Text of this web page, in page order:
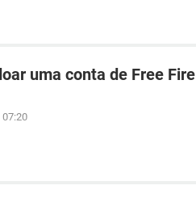
uma conta de Free Fire
07:20